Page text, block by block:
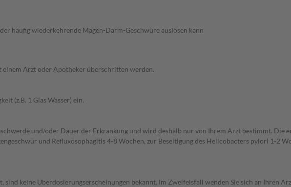
häufig wiederkehrende Magen-Darm-Geschwüre auslösen kann
einem Arzt oder Apotheker überschritten werden.
(z.B. 1 Glas Wasser) ein.
und/oder Dauer der Erkrankung und wird deshalb nur von Ihrem Arzt bestimmt. Die
und Refluxösophagitis 4-8 Wochen, zur Beseitigung des Helicobacters pylori 1-2
keine Überdosierungserscheinungen bekannt. Im Zweifelsfall wenden Sie sich an Ihren